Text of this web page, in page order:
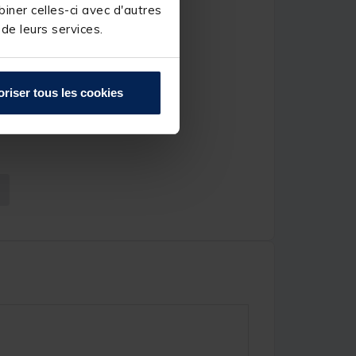
celles-ci avec d'autres
leurs services.
tous les cookies